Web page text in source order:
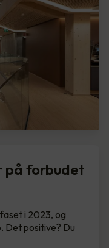
på forbudet
i 2023, og
Det positive? Du